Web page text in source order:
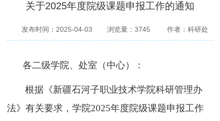
关于2025年度院级课题申报工作的通知
发布时间：2025-04-03 浏览量： 3745 作者：科研处
各二级学院、处室（中心） ：
根据《新疆石河子职业技术学院科研管理办
法》有关要求，学院2025年度院级课题申报工作